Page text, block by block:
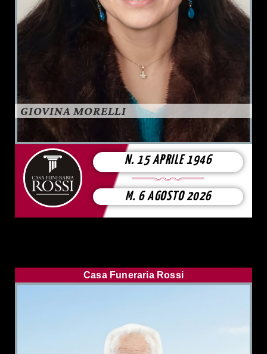
GIOVINA MORELLI
N. 15 APRILE 1946
M. 6 AGOSTO 2026
Casa Funeraria Rossi